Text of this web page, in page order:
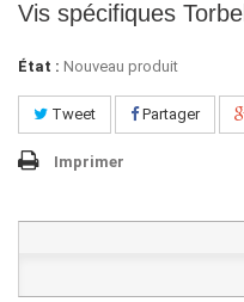
Vis spécifiques Torbel
État : Nouveau produit
Tweet Partager
Imprimer